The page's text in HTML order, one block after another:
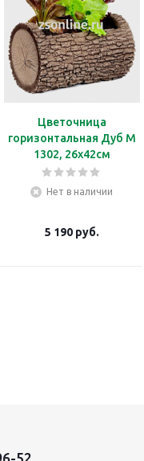
Цветочница
горизонтальная Дуб M
1302, 26х42см
Нет в наличии
5 190руб.
52